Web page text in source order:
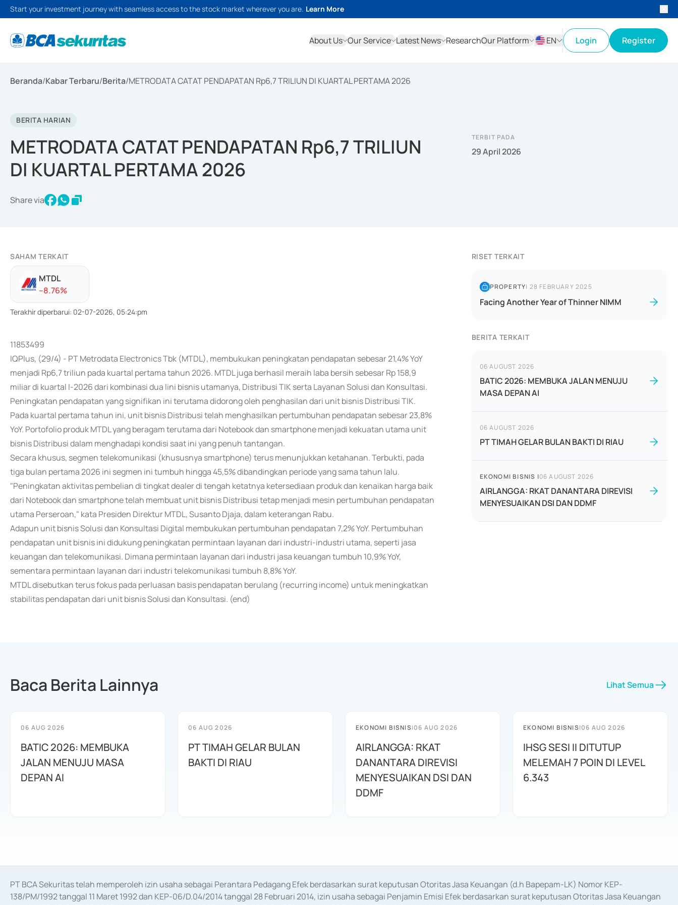
Start your investment journey with seamless access to the stock market wherever you are. Learn More
About Us Our Service Latest News ResearchOur Platform
EN
Login Register
Beranda/Kabar Terbaru/Berita/METRODATA CATAT PENDAPATAN Rp6,7 TRILIUN DI KUARTAL PERTAMA 2026
BERITA HARIAN
METRODATA CATAT PENDAPATAN Rp6,7 TRILIUN
DI KUARTAL PERTAMA 2026
Share via
TERBIT PADA
29 April 2026
SAHAM TERKAIT
MTDL
--8.76%
Terakhir diperbarui: 02-07-2026, 05:24:pm
11853499
IQPlus, (29/4) - PT Metrodata Electronics Tbk (MTDL), membukukan peningkatan pendapatan sebesar 21,4% YoY
menjadi Rp6,7 triliun pada kuartal pertama tahun 2026. MTDL juga berhasil meraih laba bersih sebesar Rp 158,9
miliar di kuartal I-2026 dari kombinasi dua lini bisnis utamanya, Distribusi TIK serta Layanan Solusi dan Konsultasi.
Peningkatan pendapatan yang signifikan ini terutama didorong oleh penghasilan dari unit bisnis Distribusi TIK.
Pada kuartal pertama tahun ini, unit bisnis Distribusi telah menghasilkan pertumbuhan pendapatan sebesar 23,8%
YoY. Portofolio produk MTDL yang beragam terutama dari Notebook dan smartphone menjadi kekuatan utama unit
bisnis Distribusi dalam menghadapi kondisi saat ini yang penuh tantangan.
Secara khusus, segmen telekomunikasi (khususnya smartphone) terus menunjukkan ketahanan. Terbukti, pada
tiga bulan pertama 2026 ini segmen ini tumbuh hingga 45,5% dibandingkan periode yang sama tahun lalu.
"Peningkatan aktivitas pembelian di tingkat dealer di tengah ketatnya ketersediaan produk dan kenaikan harga baik
dari Notebook dan smartphone telah membuat unit bisnis Distribusi tetap menjadi mesin pertumbuhan pendapatan
utama Perseroan," kata Presiden Direktur MTDL, Susanto Djaja, dalam keterangan Rabu.
Adapun unit bisnis Solusi dan Konsultasi Digital membukukan pertumbuhan pendapatan 7,2% YoY. Pertumbuhan
pendapatan unit bisnis ini didukung peningkatan permintaan layanan dari industri-industri utama, seperti jasa
keuangan dan telekomunikasi. Dimana permintaan layanan dari industri jasa keuangan tumbuh 10,9% YoY,
sementara permintaan layanan dari industri telekomunikasi tumbuh 8,8% YoY.
MTDL disebutkan terus fokus pada perluasan basis pendapatan berulang (recurring income) untuk meningkatkan
stabilitas pendapatan dari unit bisnis Solusi dan Konsultasi. (end)
RISET TERKAIT
PROPERTY| 28 FEBRUARY 2025
Facing Another Year of Thinner NIMM
BERITA TERKAIT
06 AUGUST 2026
BATIC 2026: MEMBUKA JALAN MENUJU
MASA DEPAN AI
06 AUGUST 2026
PT TIMAH GELAR BULAN BAKTI DI RIAU
EKONOMI BISNIS |06 AUGUST 2026
AIRLANGGA: RKAT DANANTARA DIREVISI
MENYESUAIKAN DSI DAN DDMF
Baca Berita Lainnya Lihat Semua
06 AUG 2026
BATIC 2026: MEMBUKA
JALAN MENUJU MASA
DEPAN AI
06 AUG 2026
PT TIMAH GELAR BULAN
BAKTI DI RIAU
EKONOMI BISNIS|06 AUG 2026
AIRLANGGA: RKAT
DANANTARA DIREVISI
MENYESUAIKAN DSI DAN
DDMF
EKONOMI BISNIS|06 AUG 2026
IHSG SESI II DITUTUP
MELEMAH 7 POIN DI LEVEL
6.343
PT BCA Sekuritas telah memperoleh izin usaha sebagai Perantara Pedagang Efek berdasarkan surat keputusan Otoritas Jasa Keuangan (d.h Bapepam-LK) Nomor KEP-
138/PM/1992 tanggal 11 Maret 1992 dan KEP-06/D.04/2014 tanggal 28 Februari 2014, izin usaha sebagai Penjamin Emisi Efek berdasarkan surat keputusan Otoritas Jasa Keuangan